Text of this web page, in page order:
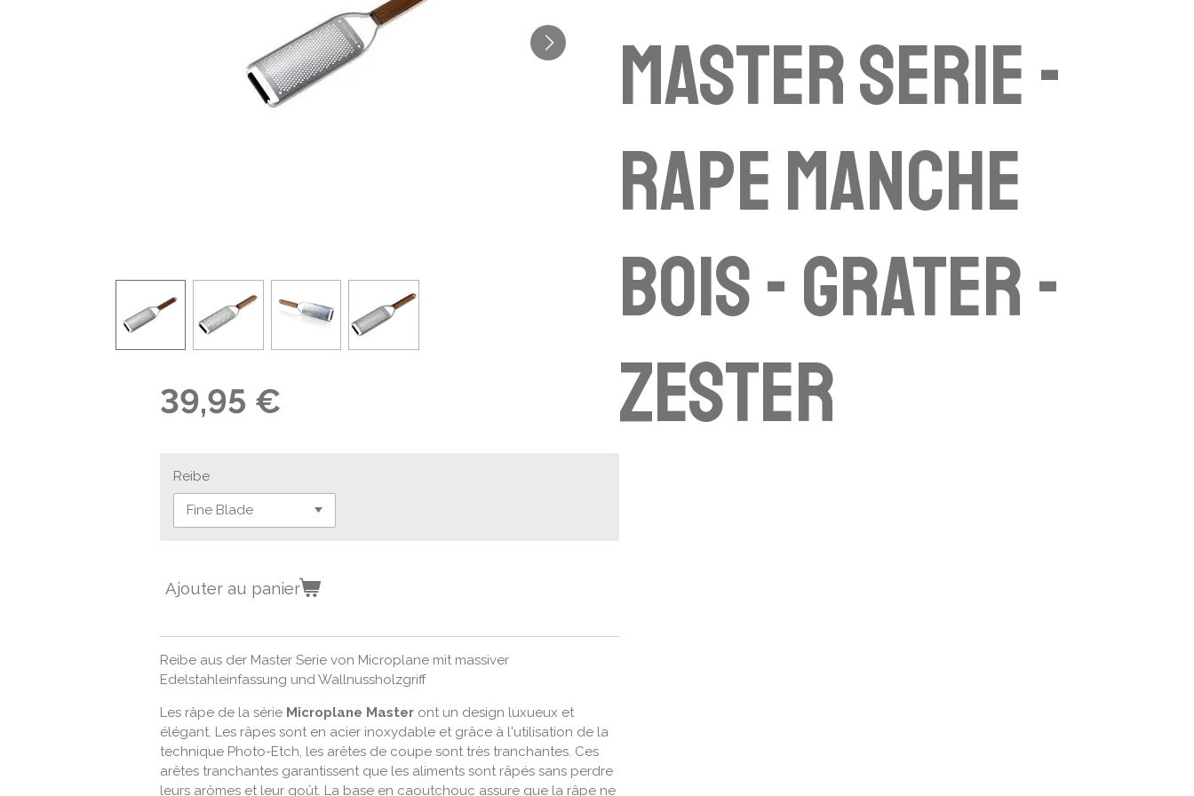
Master Serie -
rape manche
bois - grater -
zester
39,95 €
Reibe
Ajouter au panier
Reibe aus der Master Serie von Microplane mit massiver
Edelstahleinfassung und Wallnussholzgriff
Les râpe de la série Microplane Master ont un design luxueux et
élégant. Les râpes sont en acier inoxydable et grâce à l'utilisation de la
technique Photo-Etch, les arêtes de coupe sont très tranchantes. Ces
arêtes tranchantes garantissent que les aliments sont râpés sans perdre
leurs arômes et leur goût. La base en caoutchouc assure que la râpe ne